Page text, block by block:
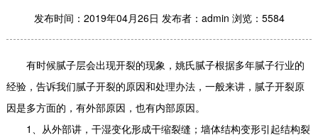
发布时间：2019年04月26日 发布者：admin 浏览：5584
有时候腻子层会出现开裂的现象，姚氏腻子根据多年腻子行业的
经验，告诉我们腻子开裂的原因和处理办法，一般来讲，腻子开裂原
因是多方面的，有外部原因，也有内部原因。
1、从外部讲，干湿变化形成干缩裂缝；墙体结构变形引起结构裂